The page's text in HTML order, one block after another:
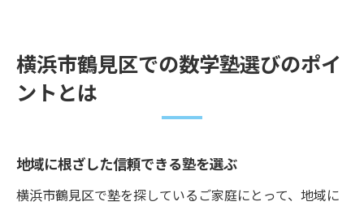
横浜市鶴見区での数学塾選びのポイ
ントとは
地域に根ざした信頼できる塾を選ぶ
横浜市鶴見区で塾を探しているご家庭にとって、地域に